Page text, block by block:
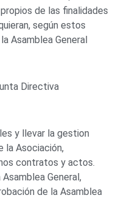
de las finalidades
según estos
Asamblea General
Directiva
y llevar la gestion
la Asociación,
contratos y actos.
General,
de la Asamblea